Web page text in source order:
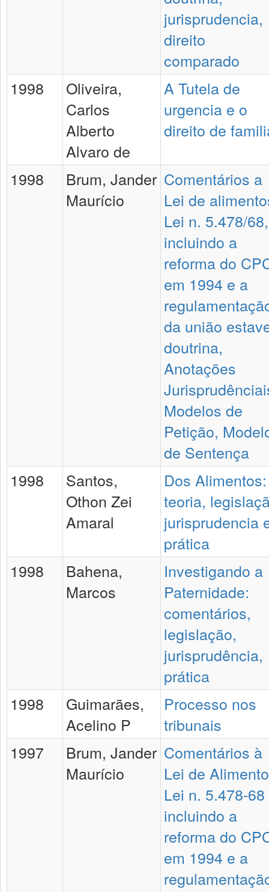
jurisprudencia,
direito
comparado
1998
Oliveira,
Carlos
Alberto
Alvaro de
A Tutela de
urgencia e o
direito de
1998
Brum, Jander
Maurício
Comentários a
Lei de
Lei n. 5.478/68,
incluindo a
reforma do
em 1994 e a
da união
doutrina,
Anotações
Modelos de
Petição,
de Sentença
1998
Santos,
Othon Zei
Amaral
Dos Alimentos:
teoria,
jurisprudencia
prática
1998
Bahena,
Marcos
Investigando a
Paternidade:
comentários,
legislação,
jurisprudência,
prática
1998
Guimarães,
Acelino P
Processo nos
tribunais
1997
Brum, Jander
Maurício
Comentários à
Lei de
Lei n. 5.478-68
incluindo a
reforma do
em 1994 e a